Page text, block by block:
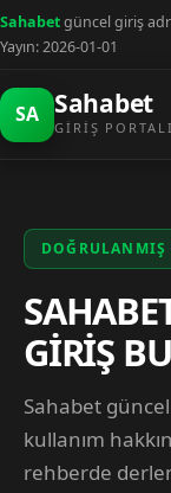
Sahabetgüncel giriş
Yayın: 2026-01-01
SA Sahabet
GIRIŞ PORTALI
GİRİŞ
Sahabet
kullanım
rehberde